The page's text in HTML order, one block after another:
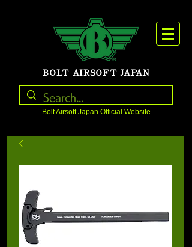
BOLT AIRSOFT JAPAN
Bolt Airsoft Japan Official Website